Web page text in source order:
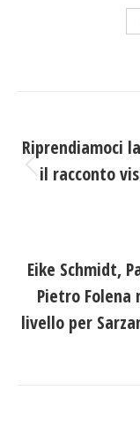
tra
Riprendiamoci
il racconto
Eike Schmidt,
Pietro
livello per